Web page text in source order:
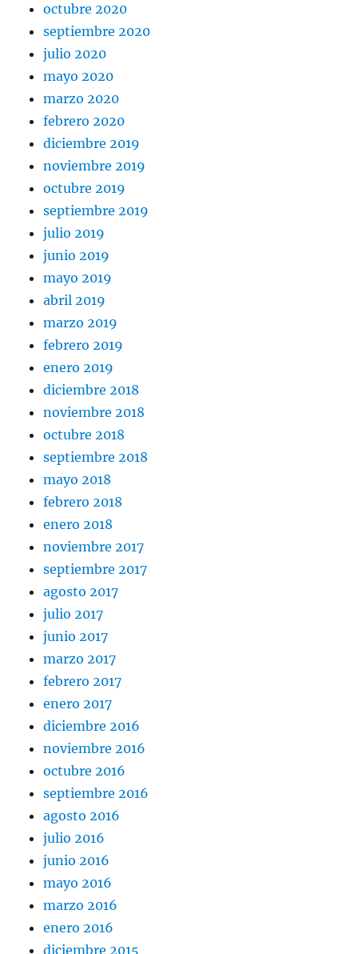
octubre 2020
septiembre 2020
julio 2020
mayo 2020
marzo 2020
febrero 2020
diciembre 2019
noviembre 2019
octubre 2019
septiembre 2019
julio 2019
junio 2019
mayo 2019
abril 2019
marzo 2019
febrero 2019
enero 2019
diciembre 2018
noviembre 2018
octubre 2018
septiembre 2018
mayo 2018
febrero 2018
enero 2018
noviembre 2017
septiembre 2017
agosto 2017
julio 2017
junio 2017
marzo 2017
febrero 2017
enero 2017
diciembre 2016
noviembre 2016
octubre 2016
septiembre 2016
agosto 2016
julio 2016
junio 2016
mayo 2016
marzo 2016
enero 2016
diciembre 2015